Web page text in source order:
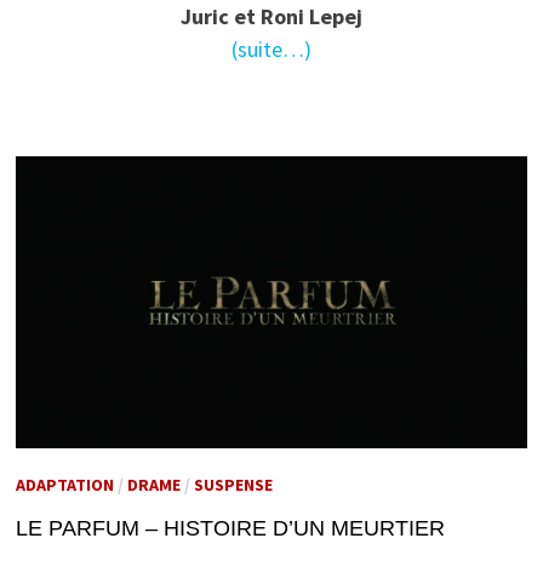
Juric et Roni Lepej
(suite…)
ADAPTATION/ DRAME/ SUSPENSE
LE PARFUM – HISTOIRE D’UN MEURTIER